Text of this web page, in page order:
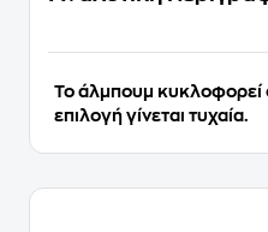
Το άλμπουμ κυκλοφορεί
επιλογή γίνεται τυχαία.